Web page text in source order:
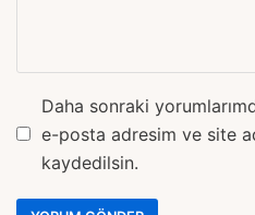
Daha sonraki
e-posta adresim ve site
kaydedilsin.